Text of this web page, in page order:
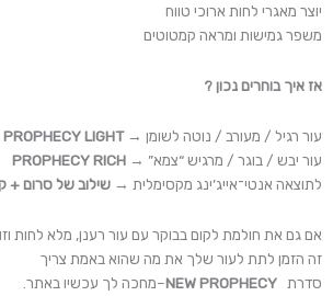
יוצר מאגרי לחות ארוכי טווח
משפר גמישות ומראה קמטוטים
אז איך בוחרים נכון ?
עור רגיל / מעורב / נוטה לשומן →PROPHECY LIGHT
עור יבש / בוגר / מרגיש “צמא” → PROPHECY RICH
לתוצאה אנטי־אייג’ינג מקסימלית → שילוב של סרום +
אם גם את חולמת לקום בבוקר עם עור רענן, מלא לחות
זה הזמן לתת לעור שלך את מה שהוא באמת צריך
סדרת
–מחכה לך עכשיו באתר.